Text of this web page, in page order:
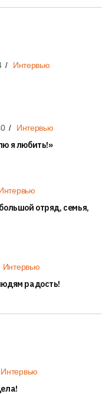
Интервью
Интервью
я любить!»
отряд, семья,
Интервью
радость!
Интервью